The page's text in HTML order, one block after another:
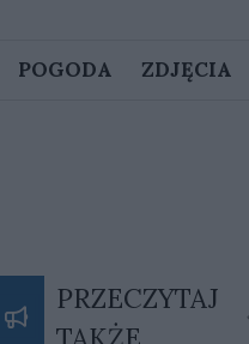
POGODA ZDJĘCIA
PRZECZYTAJ